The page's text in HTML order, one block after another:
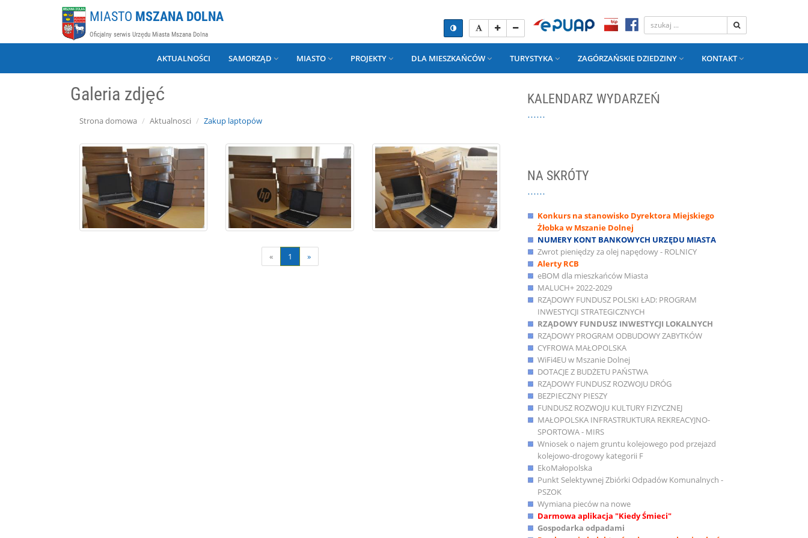
MIASTO MSZANA DOLNA
Oficjalny serwis Urzędu Miasta Mszana Dolna
AKTUALNOŚCI SAMORZĄD MIASTO PROJEKTY DLA MIESZKAŃCÓW TURYSTYKA ZAGÓRZAŃSKIE DZIEDZINY KONTAKT
Galeria zdjęć
Strona domowa Aktualnosci Zakup laptopów
« 1 »
KALENDARZ WYDARZEŃ
NA SKRÓTY
Konkurs na stanowisko Dyrektora Miejskiego
Żłobka w Mszanie Dolnej
NUMERY KONT BANKOWYCH URZĘDU MIASTA
Zwrot pieniędzy za olej napędowy - ROLNICY
Alerty RCB
eBOM dla mieszkańców Miasta
MALUCH+ 2022-2029
RZĄDOWY FUNDUSZ POLSKI ŁAD: PROGRAM
INWESTYCJI STRATEGICZNYCH
RZĄDOWY FUNDUSZ INWESTYCJI LOKALNYCH
RZĄDOWY PROGRAM ODBUDOWY ZABYTKÓW
CYFROWA MAŁOPOLSKA
WiFi4EU w Mszanie Dolnej
DOTACJE Z BUDŻETU PAŃSTWA
RZĄDOWY FUNDUSZ ROZWOJU DRÓG
BEZPIECZNY PIESZY
FUNDUSZ ROZWOJU KULTURY FIZYCZNEJ
MAŁOPOLSKA INFRASTRUKTURA REKREACYJNO-
SPORTOWA - MIRS
Wniosek o najem gruntu kolejowego pod przejazd
kolejowo-drogowy kategorii F
EkoMałopolska
Punkt Selektywnej Zbiórki Odpadów Komunalnych -
PSZOK
Wymiana pieców na nowe
Darmowa aplikacja "Kiedy Śmieci"
Gospodarka odpadami